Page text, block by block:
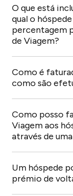
materiais de
autorizado a
hóspedes.
condições,
O que está
qual o
percentagem
de Viagem?
O pagamento
pagar inclui a
taxa de Canal
Como é
como são
Irá cobrar o
o pagamento de
Guesty cobrar-
sua comissão.
Como posso
Viagem aos
através de
Pode adicionar
aos seus
Um hóspede
prémio de